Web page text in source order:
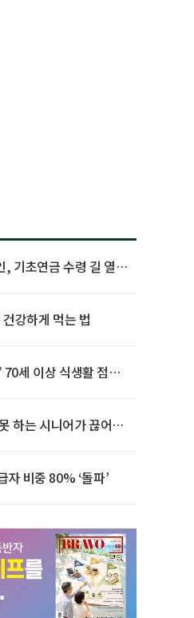
, 기초연금 수령 길 열린
강하게 먹는 법
세 이상 식생활 점수
하는 시니어가 끊어야
자 비중 80% ‘돌파’